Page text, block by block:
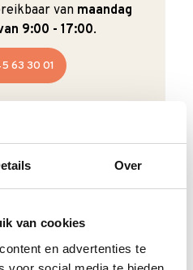
Over
van cookies
en advertenties te
van maandag
9:00 - 17:00.
63 30 01
karton en
wordt jouw bestelling
gratis verzonden.